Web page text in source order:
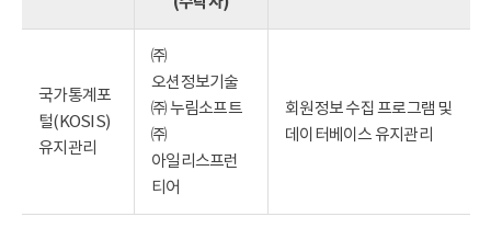
국가통계포
털(KOSIS)
유지관리
㈜
오션정보기술
㈜ 누림소프트
㈜
아일리스프런
티어
회원정보 수집 프로그램 및
데이터베이스 유지관리